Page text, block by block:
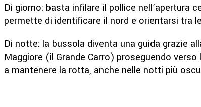
Di giorno: basta infilare il pollice nell’apertura
permette di identificare il nord e orientarsi tra
Di notte: la bussola diventa una guida grazie
Maggiore (il Grande Carro) proseguendo
a mantenere la rotta, anche nelle notti più